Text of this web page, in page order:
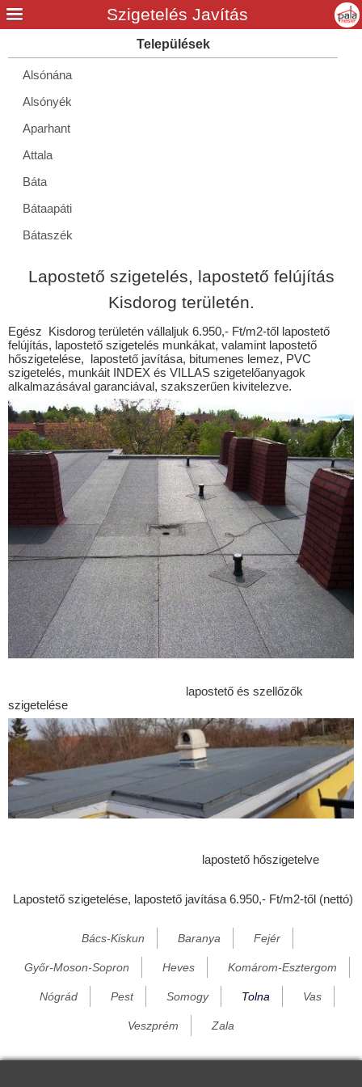
Alsónána
Alsónyék
Aparhant
Attala
Báta
Bátaapáti
Bátaszék
Bikács
Boldogasszonyfa
Boldogkőújfalu
Boldogkőváralja
Bőszénfa
Cikó
Csibrák
Csikóstőttős
Dalmand
Decs
Diósberény
Döge
Dömsöd
Dunaföldvár
Dúzs
Értény
Fácánkert
Felsőnána
Gerjen
Hottó
Lapostető szigetelés, lapostető felújítás
Kisdorog területén.
Egész Kisdorog területén vállaljuk 6.950,- Ft/m2-től lapostető
felújítás, lapostető szigetelés munkákat, valamint lapostető
hőszigetelése, lapostető javítása, bitumenes lemez, PVC
szigetelés, munkáit INDEX és VILLAS szigetelőanyagok
alkalmazásával garanciával, szakszerűen kivitelezve.
lapostető és szellőzők
szigetelése
lapostető hőszigetelve
Lapostető szigetelése, lapostető javítása 6.950,- Ft/m2-től (nettó)
Bács-Kiskun Baranya Fejér
Győr-Moson-Sopron Heves Komárom-Esztergom
Nógrád Pest Somogy Tolna Vas
Veszprém Zala